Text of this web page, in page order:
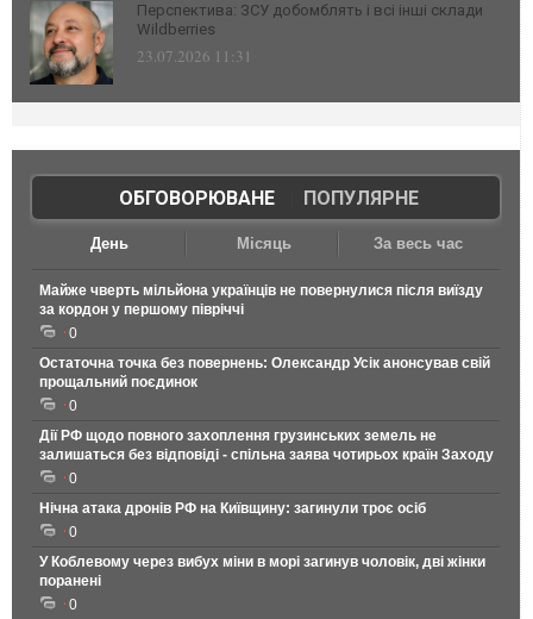
Перспектива: ЗСУ добомблять і всі інші склади
Wildberries
23.07.2026 11:31
ОБГОВОРЮВАНЕ| ПОПУЛЯРНЕ
День Місяць За весь час
Майже чверть мільйона українців не повернулися після виїзду
за кордон у першому півріччі
0
Остаточна точка без повернень: Олександр Усік анонсував свій
прощальний поєдинок
0
Дії РФ щодо повного захоплення грузинських земель не
залишаться без відповіді - спільна заява чотирьох країн Заходу
0
Нічна атака дронів РФ на Київщину: загинули троє осіб
0
У Коблевому через вибух міни в морі загинув чоловік, дві жінки
поранені
0